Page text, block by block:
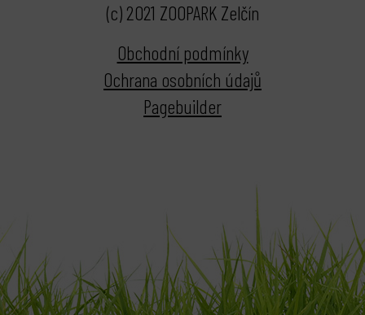
(c) 2021 ZOOPARK Zelčín
Obchodní podmínky
Ochrana osobních údajů
Pagebuilder